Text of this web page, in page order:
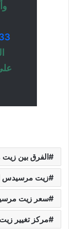
الفرق بين
زيت مرسيدس
سعر زيت
مركز تغيير